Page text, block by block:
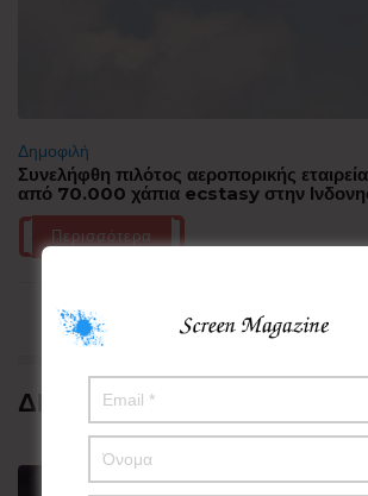
Δημοφιλή
Συνελήφθη πιλότος αεροπορικής
από 70.000 χάπια ecstasy στην
Περισσότερα
ΔΗΜΟΦΙΛΗ